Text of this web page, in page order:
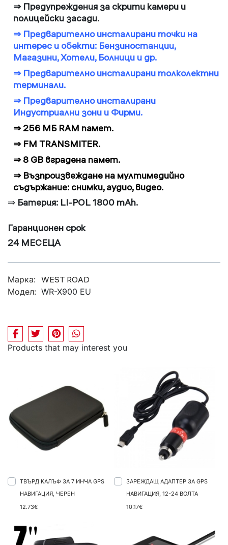
⇒ Предупреждения за скрити камери и
полицейски засади.
⇒ Предварително инсталирани точки на
интерес и обекти: Бензиностанции,
Магазини, Хотели, Болници и др.
⇒ Предварително инсталирани толколектни
терминали.
⇒ Предварително инсталирани
Индустриални зони и Фирми.
⇒ 256 МБ RAM памет.
⇒ FM TRANSMITER.
⇒ 8 GB вградена памет.
⇒ Възпроизвеждане на мултимедийно
съдържание: снимки, аудио, видео.
⇒ Батерия: LI-POL 1800 mAh.
Гаранционен срок
24 МЕСЕЦА
Марка: WEST ROAD
Модел: WR-X900 EU
Products that may interest you
ТВЪРД КАЛЪФ ЗА 7 ИНЧА GPS
НАВИГАЦИЯ, ЧЕРЕН
12.73€
ЗАРЕЖДАЩ АДАПТЕР ЗА GPS
НАВИГАЦИЯ, 12-24 ВОЛТА
10.17€